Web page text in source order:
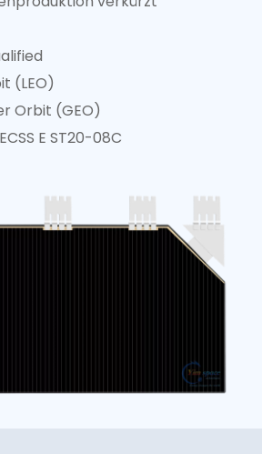
(LEO)
Orbit (GEO)
E ST20-08C